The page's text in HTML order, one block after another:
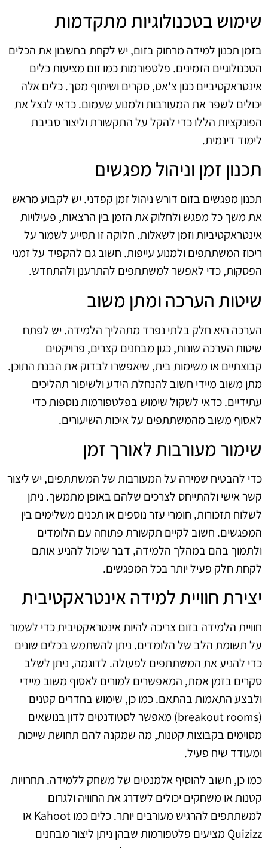
שימוש בטכנולוגיות מתקדמות
בזמן תכנון למידה מרחוק בזום, יש לקחת בחשבון את הכלים
הטכנולוגיים הזמינים. פלטפורמות כמו זום מציעות כלים
אינטראקטיביים כגון צ'אט, סקרים ושיתוף מסך. כלים אלה
יכולים לשפר את המעורבות ולמנוע שעמום. כדאי לנצל את
הפונקציות הללו כדי להקל על התקשורת וליצור סביבת
לימוד דינמית.
תכנון זמן וניהול מפגשים
תכנון מפגשים בזום דורש ניהול זמן קפדני. יש לקבוע מראש
את משך כל מפגש ולחלוק את הזמן בין הרצאות, פעילויות
אינטראקטיביות וזמן לשאלות. חלוקה זו תסייע לשמור על
ריכוז המשתתפים ולמנוע עייפות. חשוב גם להקפיד על זמני
הפסקות, כדי לאפשר למשתתפים להתרענן ולהתחדש.
שיטות הערכה ומתן משוב
הערכה היא חלק בלתי נפרד מתהליך הלמידה. יש לפתח
שיטות הערכה שונות, כגון מבחנים קצרים, פרויקטים
קבוצתיים או משימות בית, שיאפשרו לבדוק את הבנת התוכן.
מתן משוב מיידי חשוב להנחלת הידע ולשיפור תהליכים
עתידיים. כדאי לשקול שימוש בפלטפורמות נוספות כדי
לאסוף משוב מהמשתתפים על איכות השיעורים.
שימור מעורבות לאורך זמן
כדי להבטיח שמירה על המעורבות של המשתתפים, יש ליצור
קשר אישי ולהתייחס לצרכים שלהם באופן מתמשך. ניתן
לשלוח תזכורות, חומרי עזר נוספים או תכנים משלימים בין
המפגשים. חשוב לקיים תקשורת פתוחה עם הלומדים
ולתמוך בהם במהלך הלמידה, דבר שיכול להניע אותם
לקחת חלק פעיל יותר בכל המפגשים.
יצירת חוויית למידה אינטראקטיבית
חוויית הלמידה בזום צריכה להיות אינטראקטיבית כדי לשמור
על תשומת הלב של הלומדים. ניתן להשתמש בכלים שונים
כדי להניע את המשתתפים לפעולה. לדוגמה, ניתן לשלב
סקרים בזמן אמת, המאפשרים למורים לאסוף משוב מיידי
ולבצע התאמות בהתאם. כמו כן, שימוש בחדרים קטנים
(breakout rooms) מאפשר לסטודנטים לדון בנושאים
מסוימים בקבוצות קטנות, מה שמקנה להם תחושת שייכות
ומעודד שיח פעיל.
כמו כן, חשוב להוסיף אלמנטים של משחק ללמידה. תחרויות
קטנות או משחקים יכולים לשדרג את החוויה ולגרום
למשתתפים להרגיש מעורבים יותר. כלים כמו Kahoot או
Quizizz מציעים פלטפורמות שבהן ניתן ליצור מבחנים